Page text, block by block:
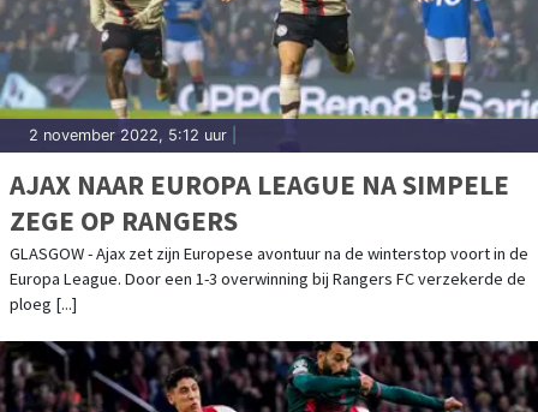
2 november 2022, 5:12 uur
AJAX NAAR EUROPA LEAGUE NA SIMPELE
ZEGE OP RANGERS
GLASGOW - Ajax zet zijn Europese avontuur na de winterstop voort in de
Europa League. Door een 1-3 overwinning bij Rangers FC verzekerde de
ploeg [...]